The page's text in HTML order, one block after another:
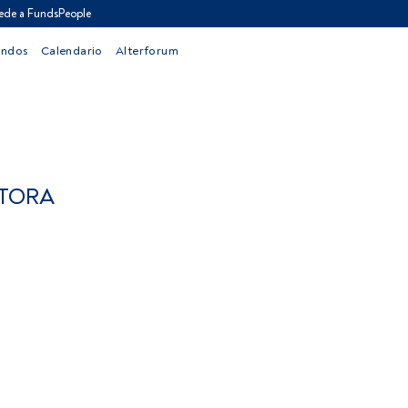
a FundsPeople
Calendario Alterforum